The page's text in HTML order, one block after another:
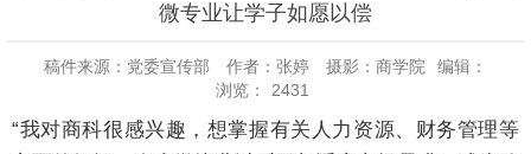
微专业让学子如愿以偿
稿件来源：党委宣传部 作者：张婷 摄影：商学院
编辑：
浏览：
2431
“我对商科很感兴趣，想掌握有关人力资源、财务管理等